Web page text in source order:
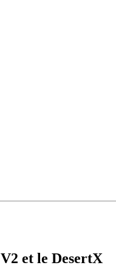
et le DesertX